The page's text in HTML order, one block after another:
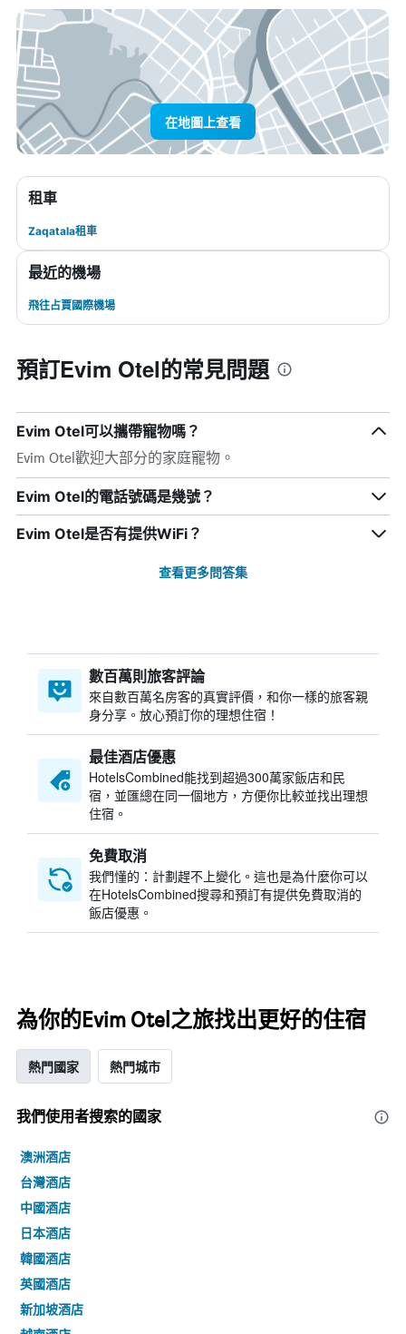
在地圖上查看
租車
Zaqatala租車
最近的機場
飛往占賈國際機場
預訂Evim Otel的常見問題
Evim Otel可以攜帶寵物嗎？
Evim Otel歡迎大部分的家庭寵物。
Evim Otel的電話號碼是幾號？
Evim Otel是否有提供WiFi？
查看更多問答集
數百萬則旅客評論
來自數百萬名房客的真實評價，和你一樣的旅客親
身分享。放心預訂你的理想住宿！
最佳酒店優惠
HotelsCombined​能找到超過300萬家飯店和民
宿，並匯總在同一個地方，方便你比較並找出理想
住宿。
免費取消
我們懂的：計劃趕不上變化。這也是為什麼你可以
在HotelsCombined搜尋和預訂有提供免費取消的
飯店優惠。
為你的Evim Otel之旅找出更好的住宿
熱門國家 熱門城市
我們使用者搜索的國家
澳洲酒店
台灣酒店
中國酒店
日本酒店
韓國酒店
英國酒店
新加坡酒店